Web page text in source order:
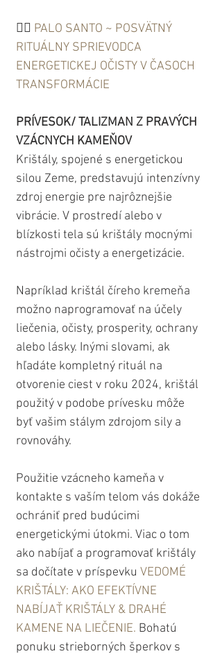
👉🏼 PALO SANTO ~ POSVÄTNÝ
RITUÁLNY SPRIEVODCA
ENERGETICKEJ OČISTY V ČASOCH
TRANSFORMÁCIE
PRÍVESOK/ TALIZMAN Z PRAVÝCH
VZÁCNYCH KAMEŇOV
Krištály, spojené s energetickou
silou Zeme, predstavujú intenzívny
zdroj energie pre najrôznejšie
vibrácie. V prostredí alebo v
blízkosti tela sú krištály mocnými
nástrojmi očisty a energetizácie.
Napríklad krištál číreho kremeňa
možno naprogramovať na účely
liečenia, očisty, prosperity, ochrany
alebo lásky. Inými slovami, ak
hľadáte kompletný rituál na
otvorenie ciest v roku 2024, krištál
použitý v podobe prívesku môže
byť vašim stálym zdrojom sily a
rovnováhy.
Použitie vzácneho kameňa v
kontakte s vaším telom vás dokáže
ochrániť pred budúcimi
energetickými útokmi. Viac o tom
ako nabíjať a programovať krištály
sa dočítate v príspevku VEDOMÉ
KRIŠTÁLY: AKO EFEKTÍVNE
NABÍJAŤ KRIŠTÁLY & DRAHÉ
KAMENE NA LIEČENIE. Bohatú
ponuku strieborných šperkov s